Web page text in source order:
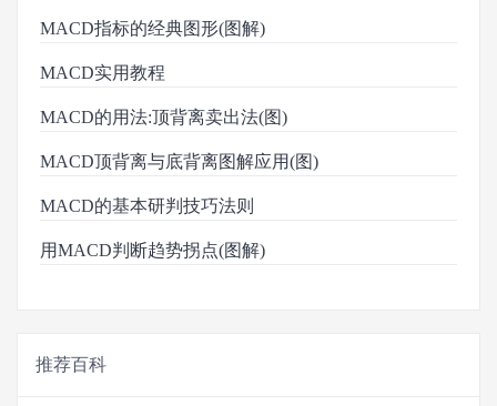
MACD指标的经典图形(图解)
MACD实用教程
MACD的用法:顶背离卖出法(图)
MACD顶背离与底背离图解应用(图)
MACD的基本研判技巧法则
用MACD判断趋势拐点(图解)
推荐百科